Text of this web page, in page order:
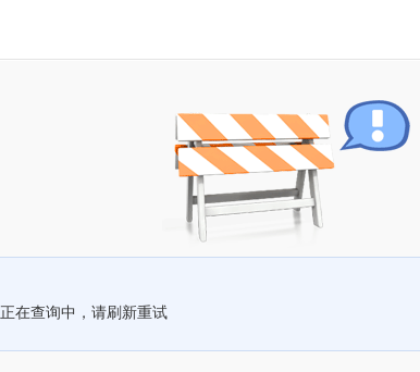
正在查询中，请刷新重试